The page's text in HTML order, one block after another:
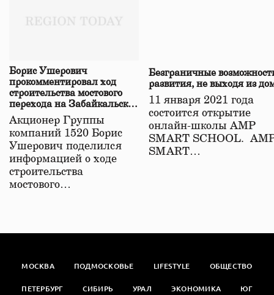
Борис Ушерович
прокомментировал ход
строительства мостового
перехода на Забайкальской
железной дороге
Акционер Группы
компаний 1520 Борис
Ушерович поделился
информацией о ходе
строительства
мостового…
Безграничные
развития, не выходя из
11 января 2021 года
состоится открытие
онлайн-школы АМР
SMART SCHOOL.
SMART…
МОСКВА ПОДМОСКОВЬЕ LIFESTYLE ОБЩЕСТВО
ПЕТЕРБУРГ СИБИРЬ УРАЛ ЭКОНОМИКА ЮГ